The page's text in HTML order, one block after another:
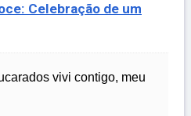
Celebração de um
vivi contigo, meu